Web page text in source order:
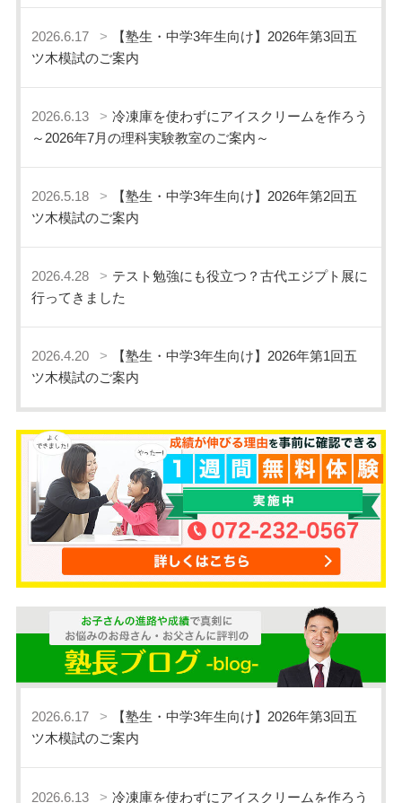
2026.6.17
【塾生・中学3年生向け】2026年第3回五
ツ木模試のご案内
2026.6.13
冷凍庫を使わずにアイスクリームを作ろう
～2026年7月の理科実験教室のご案内～
2026.5.18
【塾生・中学3年生向け】2026年第2回五
ツ木模試のご案内
2026.4.28
テスト勉強にも役立つ？古代エジプト展に
行ってきました
2026.4.20
【塾生・中学3年生向け】2026年第1回五
ツ木模試のご案内
2026.6.17
【塾生・中学3年生向け】2026年第3回五
ツ木模試のご案内
2026.6.13
冷凍庫を使わずにアイスクリームを作ろう